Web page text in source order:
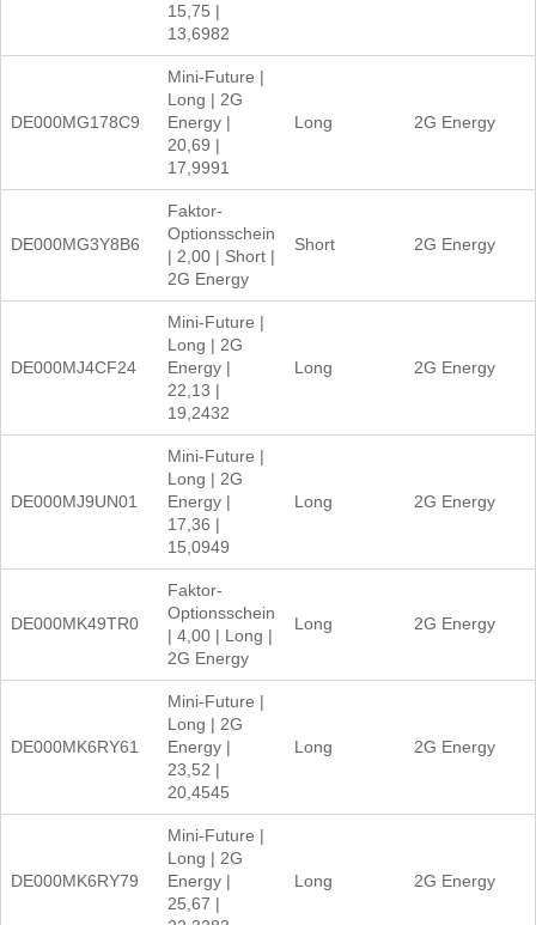
15,75 |
13,6982
DE000MG178C9
Mini-Future |
Long | 2G
Energy |
20,69 |
17,9991
Long 2G Energy
DE000MG3Y8B6
Faktor-
Optionsschein
| 2,00 | Short |
2G Energy
Short 2G Energy
DE000MJ4CF24
Mini-Future |
Long | 2G
Energy |
22,13 |
19,2432
Long 2G Energy
DE000MJ9UN01
Mini-Future |
Long | 2G
Energy |
17,36 |
15,0949
Long 2G Energy
DE000MK49TR0
Faktor-
Optionsschein
| 4,00 | Long |
2G Energy
Long 2G Energy
DE000MK6RY61
Mini-Future |
Long | 2G
Energy |
23,52 |
20,4545
Long 2G Energy
DE000MK6RY79
Mini-Future |
Long | 2G
Energy |
25,67 |
Long 2G Energy